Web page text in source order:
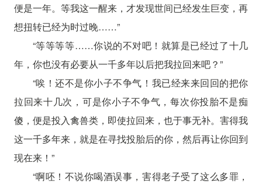
便是一年。等我这一醒来，才发现世间已经发生巨变，再
想扭转已经为时过晚……”
“等等等等……你说的不对吧！就算是已经过了十几
年，你也没有必要从一千多年以后把我拉回来吧？”
“唉！还不是你小子不争气！我已经来来回回的把你
拉回来十几次，可是你小子不争气，每次你投胎不是痴
傻，便是投入禽兽类，即使拉回来，也于事无补。害得我
这一千多年来，就是在寻找投胎后的你，然后再让你回到
现在来！”
“啊呸！不说你喝酒误事，害得老子受了这么多罪，